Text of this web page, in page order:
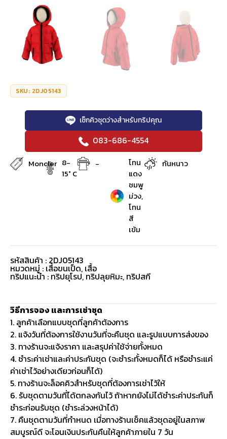
SKU: 2DJ05143
เช็กคิวชุดว่างสำหรับทริปคุณ
083-686-4554
Moncler 8-
15° C
-
โทน
แดง
ชมพู
ม่วง,
โทน
สี
เข้ม
กันหนาว
รหัสสินค้า : 2DJ05143
หมวดหมู่ : เสื้อขนเป็ด, เสื้อ
ทริปแนะนำ : ทริปยุโรป, ทริปลุยหิมะ, ทริปสกี
วิธีการจอง และการเช่าชุด
1. ลูกค้าเลือกแบบชุดที่ลูกค้าต้องการ
2. แจ้งวันที่ต้องการใช้งานวันที่จะคืนชุด และรูปแบบการส่งของ
3. ทางร้านจะแจ้งราคา และสรุปค่าใช้จ่ายทั้งหมด
4. ชำระค่าเช่าและค่าประกันชุด (จะชำระทั้งหมดก็ได้ หรือชำระแค่
ค่าเช่าไว้อย่างเดียวก่อนก็ได้)
5. ทางร้านจะล็อคคิวสำหรับชุดที่ต้องการเช่าไว้ให้
6. รับชุดตามวันที่ได้ตกลงกันไว้ ถ้าหากยังไม่ได้ชำระค่าประกันก็
ชำระก่อนรับชุด (ชำระล่วงหน้าได้)
7. คืนชุดตามวันที่กำหนด เมื่อทางร้านเช็คแล้วชุดอยู่ในสภาพ
สมบูรณ์ดี จะโอนเงินประกันคืนให้ลูกค้าภายใน 7 วัน